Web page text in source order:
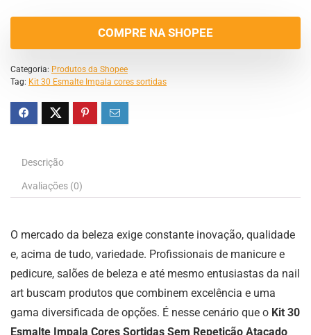
COMPRE NA SHOPEE
Categoria: Produtos da Shopee
Tag: Kit 30 Esmalte Impala cores sortidas
Descrição
Avaliações (0)
O mercado da beleza exige constante inovação, qualidade
e, acima de tudo, variedade. Profissionais de manicure e
pedicure, salões de beleza e até mesmo entusiastas da nail
art buscam produtos que combinem excelência e uma
gama diversificada de opções. É nesse cenário que o Kit 30
Esmalte Impala Cores Sortidas Sem Repetição Atacado